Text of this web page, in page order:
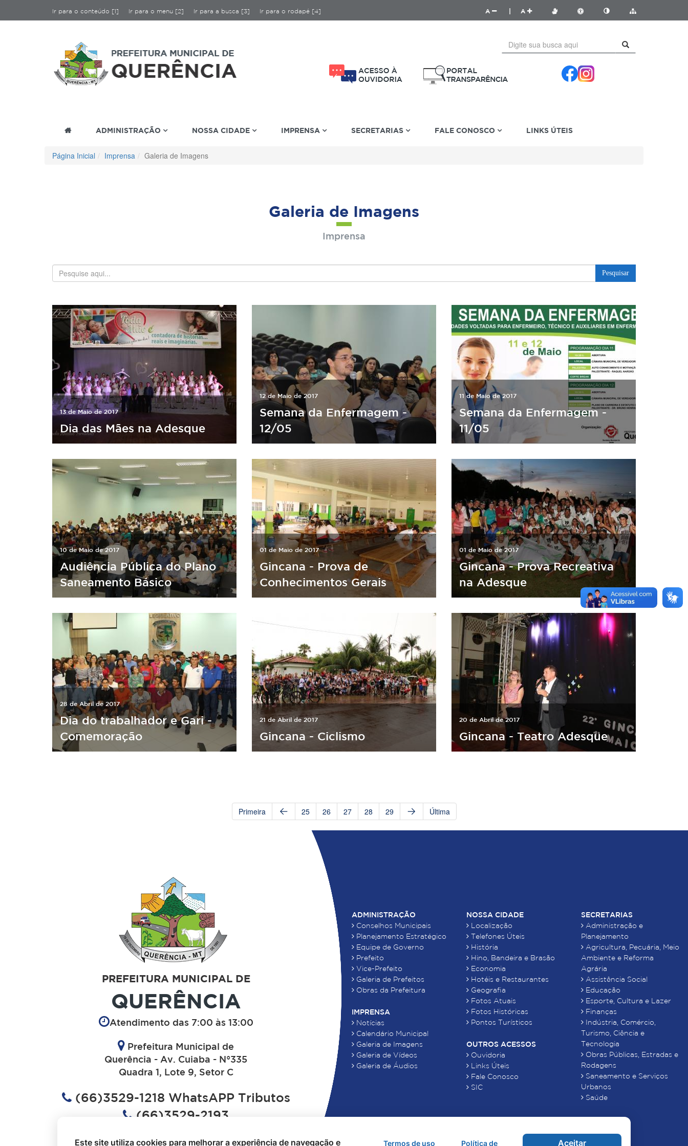
Ir para o conteúdo [1] Ir para o menu [2] Ir para a busca [3] Ir para o rodapé [4] A A
ADMINISTRAÇÃO NOSSA CIDADE IMPRENSA SECRETARIAS FALE CONOSCO LINKS ÚTEIS
Página Inicial Imprensa Galeria de Imagens
Galeria de Imagens
Imprensa
Pesquisar
13 de Maio de 2017
Dia das Mães na Adesque
12 de Maio de 2017
Semana da Enfermagem -
12/05
11 de Maio de 2017
Semana da Enfermagem -
11/05
10 de Maio de 2017
Audiência Pública do Plano
Saneamento Básico
01 de Maio de 2017
Gincana - Prova de
Conhecimentos Gerais
01 de Maio de 2017
Gincana - Prova Recreativa
na Adesque
28 de Abril de 2017
Dia do trabalhador e Gari -
Comemoração
21 de Abril de 2017
Gincana - Ciclismo
20 de Abril de 2017
Gincana - Teatro Adesque
Primeira 25 26 27 28 29 Última
PREFEITURA MUNICIPAL DE
QUERÊNCIA
Atendimento das 7:00 às 13:00
Prefeitura Municipal de
Querência - Av. Cuiaba - N°335
Quadra 1, Lote 9, Setor C
(66)3529-1218 WhatsAPP Tributos
(66)3529-2193
ADMINISTRAÇÃO
Conselhos Municipais
Planejamento Estratégico
Equipe de Governo
Prefeito
Vice-Prefeito
Galeria de Prefeitos
Obras da Prefeitura
IMPRENSA
Notícias
Calendário Municipal
Galeria de Imagens
Galeria de Vídeos
Galeria de Áudios
NOSSA CIDADE
Localização
Telefones Úteis
História
Hino, Bandeira e Brasão
Economia
Hotéis e Restaurantes
Geografia
Fotos Atuais
Fotos Históricas
Pontos Turísticos
OUTROS ACESSOS
Ouvidoria
Links Úteis
Fale Conosco
SIC
SECRETARIAS
Administração e
Planejamento
Agricultura, Pecuária, Meio
Ambiente e Reforma
Agrária
Assistência Social
Educação
Esporte, Cultura e Lazer
Finanças
Indústria, Comércio,
Turismo, Ciência e
Tecnologia
Obras Públicas, Estradas e
Rodagens
Saneamento e Serviços
Urbanos
Saúde
Este site utiliza cookies para melhorar a experiência de navegação e Termos de uso Política de Aceitar